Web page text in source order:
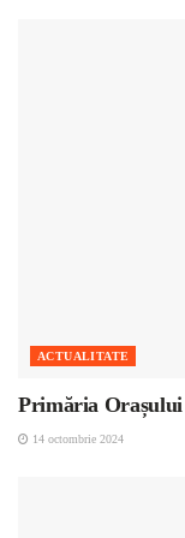
ACTUALITATE
Primăria
14 octombrie 2024